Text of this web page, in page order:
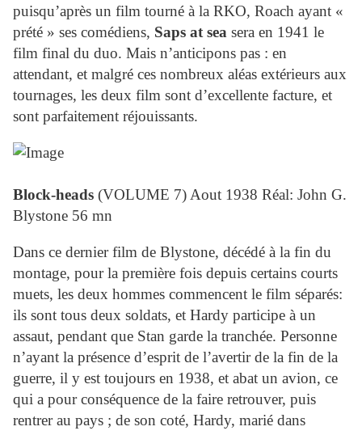
puisqu’après un film tourné à la RKO, Roach ayant «
prété » ses comédiens, Saps at sea sera en 1941 le
film final du duo. Mais n’anticipons pas : en
attendant, et malgré ces nombreux aléas extérieurs aux
tournages, les deux film sont d’excellente facture, et
sont parfaitement réjouissants.
Block-heads (VOLUME 7) Aout 1938 Réal: John G.
Blystone 56 mn
Dans ce dernier film de Blystone, décédé à la fin du
montage, pour la première fois depuis certains courts
muets, les deux hommes commencent le film séparés:
ils sont tous deux soldats, et Hardy participe à un
assaut, pendant que Stan garde la tranchée. Personne
n’ayant la présence d’esprit de l’avertir de la fin de la
guerre, il y est toujours en 1938, et abat un avion, ce
qui a pour conséquence de la faire retrouver, puis
rentrer au pays ; de son coté, Hardy, marié dans